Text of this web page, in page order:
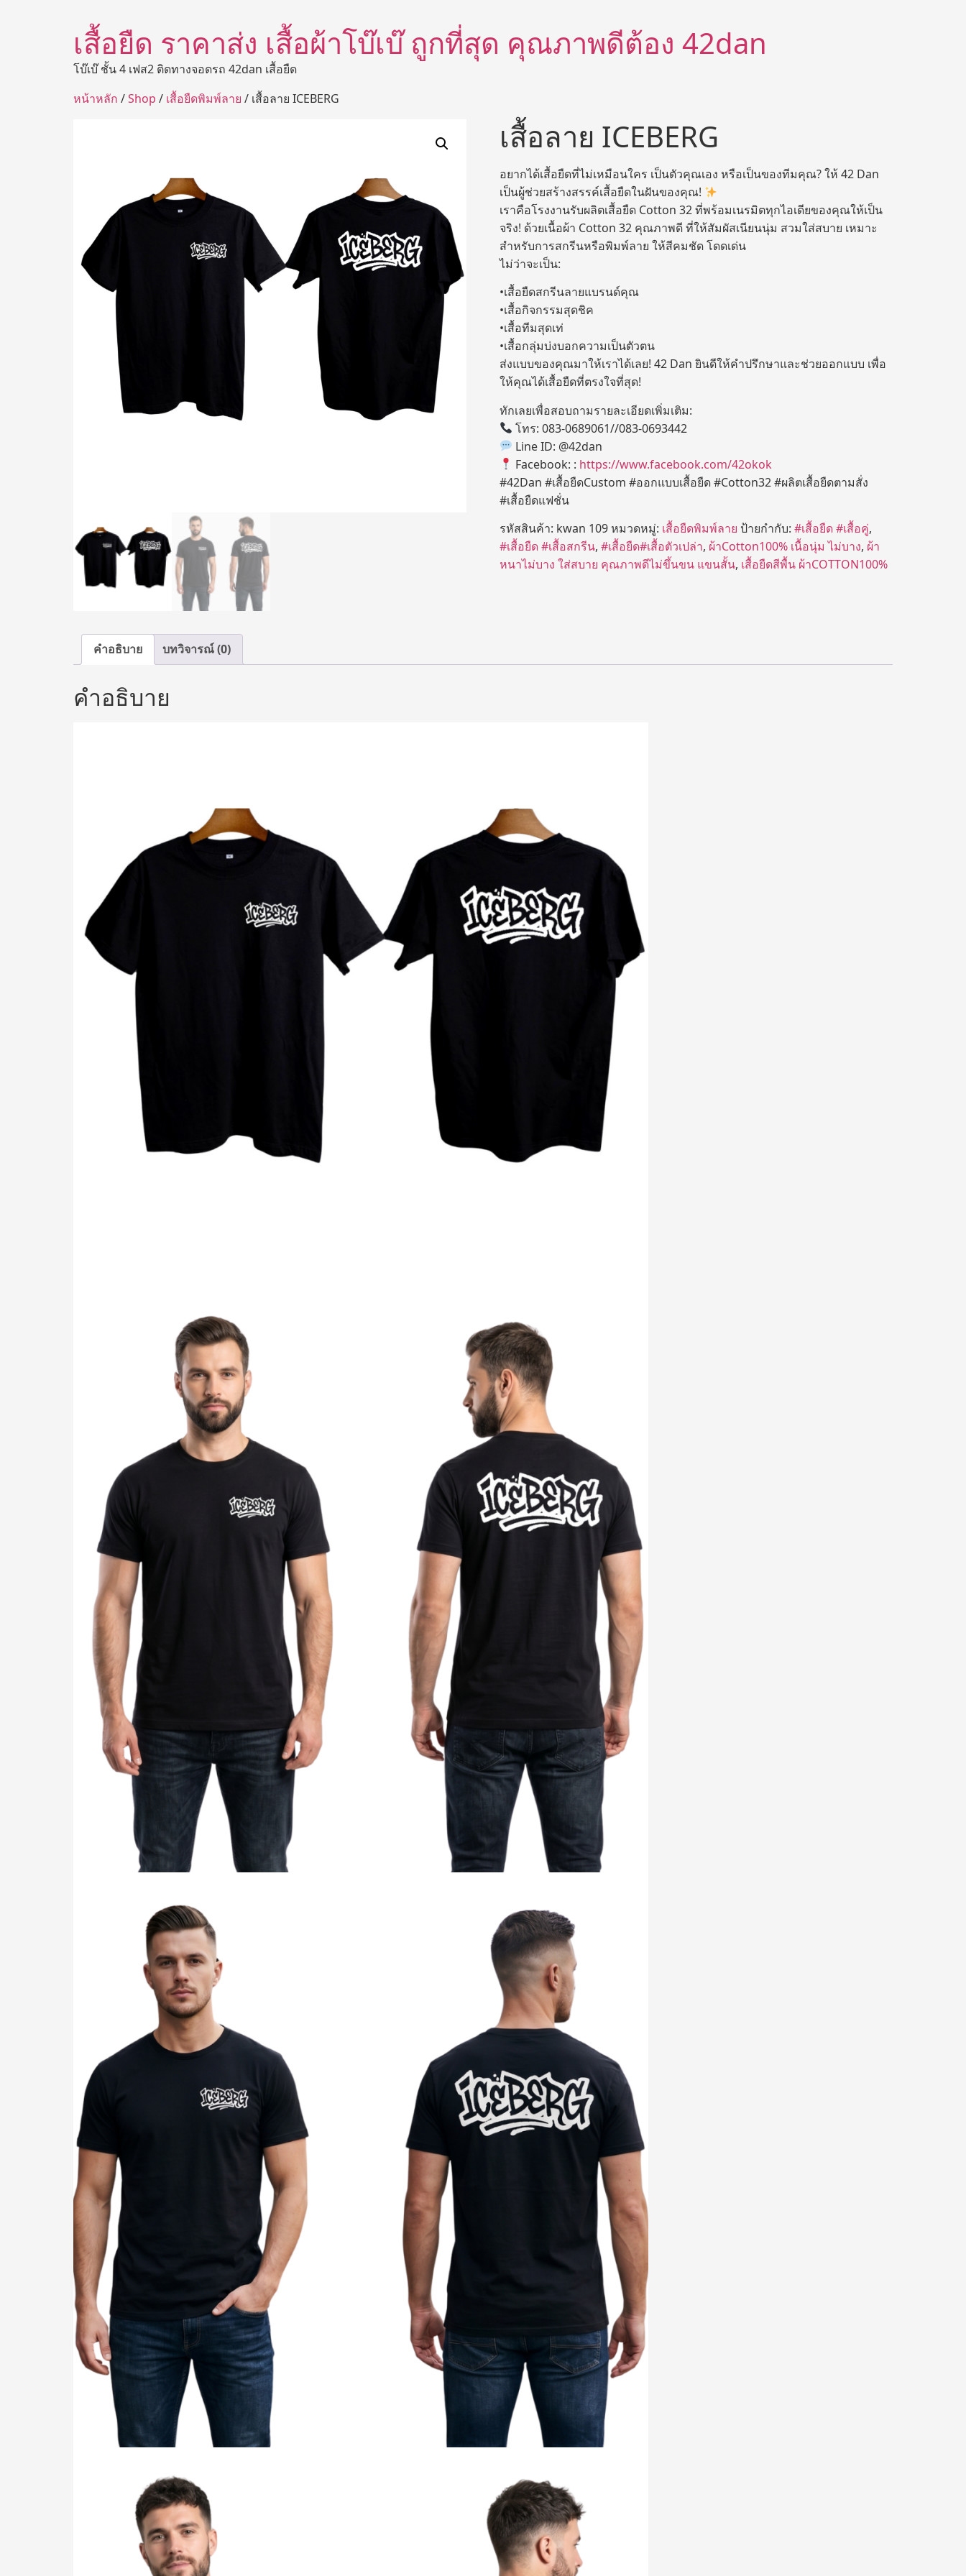
เสื้อยืด ราคาส่ง เสื้อผ้าโบ๊เบ๊ ถูกที่สุด คุณภาพดีต้อง 42dan
โบ๊เบ๊ ชั้น 4 เฟส2 ติดทางจอดรถ 42dan เสื้อยืด
หน้าหลัก /Shop / เสื้อยืดพิมพ์ลาย / เสื้อลาย ICEBERG
เสื้อลาย ICEBERG
อยากได้เสื้อยืดที่ไม่เหมือนใคร เป็นตัวคุณเอง หรือเป็นของทีมคุณ? ให้ 42 Dan
เป็นผู้ช่วยสร้างสรรค์เสื้อยืดในฝันของคุณ!
เราคือโรงงานรับผลิตเสื้อยืด Cotton 32 ที่พร้อมเนรมิตทุกไอเดียของคุณให้เป็น
จริง! ด้วยเนื้อผ้า Cotton 32 คุณภาพดี ที่ให้สัมผัสเนียนนุ่ม สวมใส่สบาย เหมาะ
สำหรับการสกรีนหรือพิมพ์ลาย ให้สีคมชัด โดดเด่น
ไม่ว่าจะเป็น:
•เสื้อยืดสกรีนลายแบรนด์คุณ
•เสื้อกิจกรรมสุดชิค
•เสื้อทีมสุดเท่
•เสื้อกลุ่มบ่งบอกความเป็นตัวตน
ส่งแบบของคุณมาให้เราได้เลย! 42 Dan ยินดีให้คำปรึกษาและช่วยออกแบบ เพื่อ
ให้คุณได้เสื้อยืดที่ตรงใจที่สุด!
ทักเลยเพื่อสอบถามรายละเอียดเพิ่มเติม:
โทร: 083-0689061//083-0693442
Line ID: @42dan
Facebook: : https://www.facebook.com/42okok
#42Dan #เสื้อยืดCustom #ออกแบบเสื้อยืด #Cotton32 #ผลิตเสื้อยืดตามสั่ง
#เสื้อยืดแฟชั่น
รหัสสินค้า: kwan 109หมวดหมู่: เสื้อยืดพิมพ์ลาย ป้ายกำกับ: #เสื้อยืด #เสื้อคู่,
#เสื้อยืด #เสื้อสกรีน, #เสื้อยืด#เสื้อตัวเปล่า, ผ้าCotton100% เนื้อนุ่ม ไม่บาง, ผ้า
หนาไม่บาง ใส่สบาย คุณภาพดีไม่ขึ้นขน แขนสั้น, เสื้อยืดสีพื้น ผ้าCOTTON100%
คำอธิบาย บทวิจารณ์ (0)
คำอธิบาย